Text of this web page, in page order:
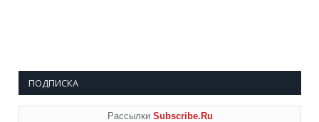
ПОДПИСКА
Рассылки Subscribe.Ru